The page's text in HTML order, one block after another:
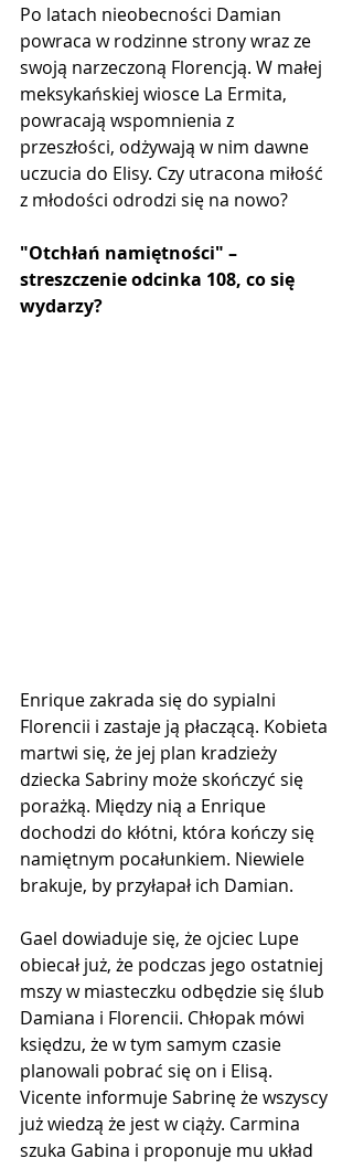
Po latach nieobecności Damian
powraca w rodzinne strony wraz ze
swoją narzeczoną Florencją. W małej
meksykańskiej wiosce La Ermita,
powracają wspomnienia z
przeszłości, odżywają w nim dawne
uczucia do Elisy. Czy utracona miłość
z młodości odrodzi się na nowo?
"Otchłań namiętności" –
streszczenie odcinka 108, co się
wydarzy?
Enrique zakrada się do sypialni
Florencii i zastaje ją płaczącą. Kobieta
martwi się, że jej plan kradzieży
dziecka Sabriny może skończyć się
porażką. Między nią a Enrique
dochodzi do kłótni, która kończy się
namiętnym pocałunkiem. Niewiele
brakuje, by przyłapał ich Damian.
Gael dowiaduje się, że ojciec Lupe
obiecał już, że podczas jego ostatniej
mszy w miasteczku odbędzie się ślub
Damiana i Florencii. Chłopak mówi
księdzu, że w tym samym czasie
planowali pobrać się on i Elisą.
Vicente informuje Sabrinę że wszyscy
już wiedzą że jest w ciąży. Carmina
szuka Gabina i proponuje mu układ